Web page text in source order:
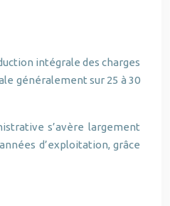
intégrale des charges
généralement sur 25 à 30
s’avère largement
d’exploitation, grâce